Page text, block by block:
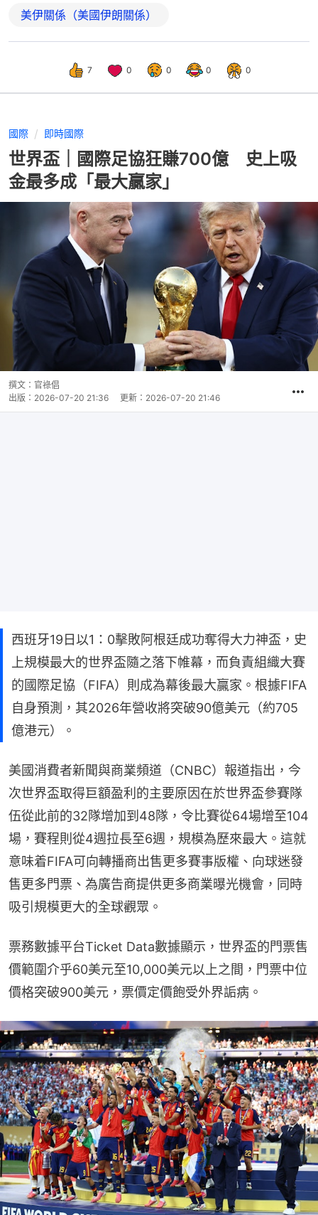
美伊關係（美國伊朗關係）
7 0 0 0 0
國際 即時國際
世界盃｜國際足協狂賺700億 史上吸
金最多成「最大贏家」
撰文： 官祿倡
出版： 2026-07-20 21:36 更新： 2026-07-20 21:46
西班牙19日以1：0擊敗阿根廷成功奪得大力神盃，史
上規模最大的世界盃隨之落下帷幕，而負責組織大賽
的國際足協（FIFA）則成為幕後最大贏家。根據FIFA
自身預測，其2026年營收將突破90億美元（約705
億港元）。
美國消費者新聞與商業頻道（CNBC）報道指出，今
次世界盃取得巨額盈利的主要原因在於世界盃參賽隊
伍從此前的32隊增加到48隊，令比賽從64場增至104
場，賽程則從4週拉長至6週，規模為歷來最大。這就
意味着FIFA可向轉播商出售更多賽事版權、向球迷發
售更多門票、為廣告商提供更多商業曝光機會，同時
吸引規模更大的全球觀眾。
票務數據平台Ticket Data數據顯示，世界盃的門票售
價範圍介乎60美元至10,000美元以上之間，門票中位
價格突破900美元，票價定價飽受外界詬病。